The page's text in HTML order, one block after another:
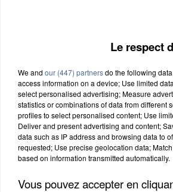
Le respect
We and our (447) partnersdo the following
access information on a device; Use limited
select personalised advertising; Measure
statistics or combinations of data from
profiles to select personalised content; Use
Deliver and present advertising and content;
data such as IP address and browsing data to
requested; Use precise geolocation data;
based on information transmitted automatically.
Vous pouvez accepter en